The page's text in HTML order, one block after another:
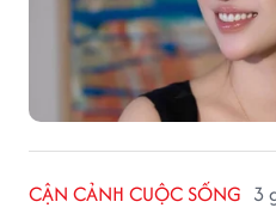
CẬN CẢNH CUỘC SỐNG 3